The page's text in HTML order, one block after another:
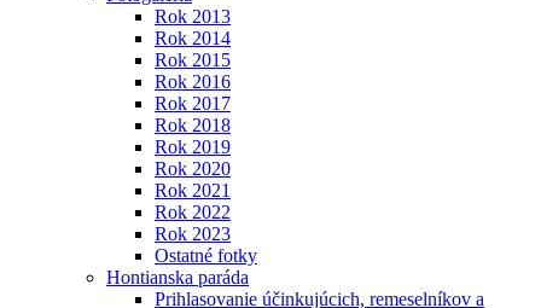
Rok 2013
Rok 2014
Rok 2015
Rok 2016
Rok 2017
Rok 2018
Rok 2019
Rok 2020
Rok 2021
Rok 2022
Rok 2023
Ostatné fotky
Hontianska paráda
Prihlasovanie účinkujúcich, remeselníkov a